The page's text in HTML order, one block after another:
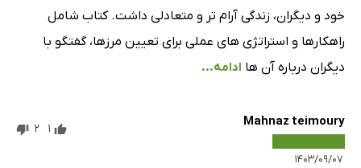
خود و دیگران، زندگی آرام تر و متعادلی داشت. کتاب شامل
راهکارها و استراتژی های عملی برای تعیین مرزها، گفتگو با
دیگران درباره آن ها ادامه...
Mahnaz teimoury
۱۴۰۳/۰۹/۰۷
1
2